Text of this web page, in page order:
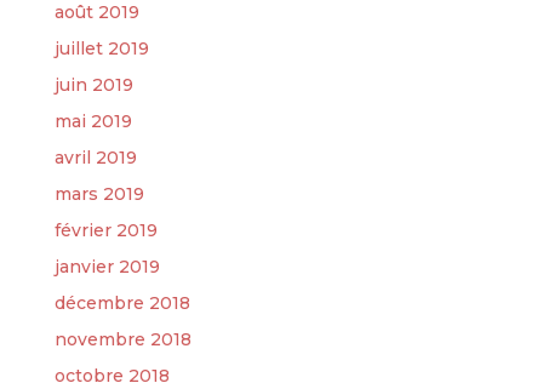
août 2019
juillet 2019
juin 2019
mai 2019
avril 2019
mars 2019
février 2019
janvier 2019
décembre 2018
novembre 2018
octobre 2018